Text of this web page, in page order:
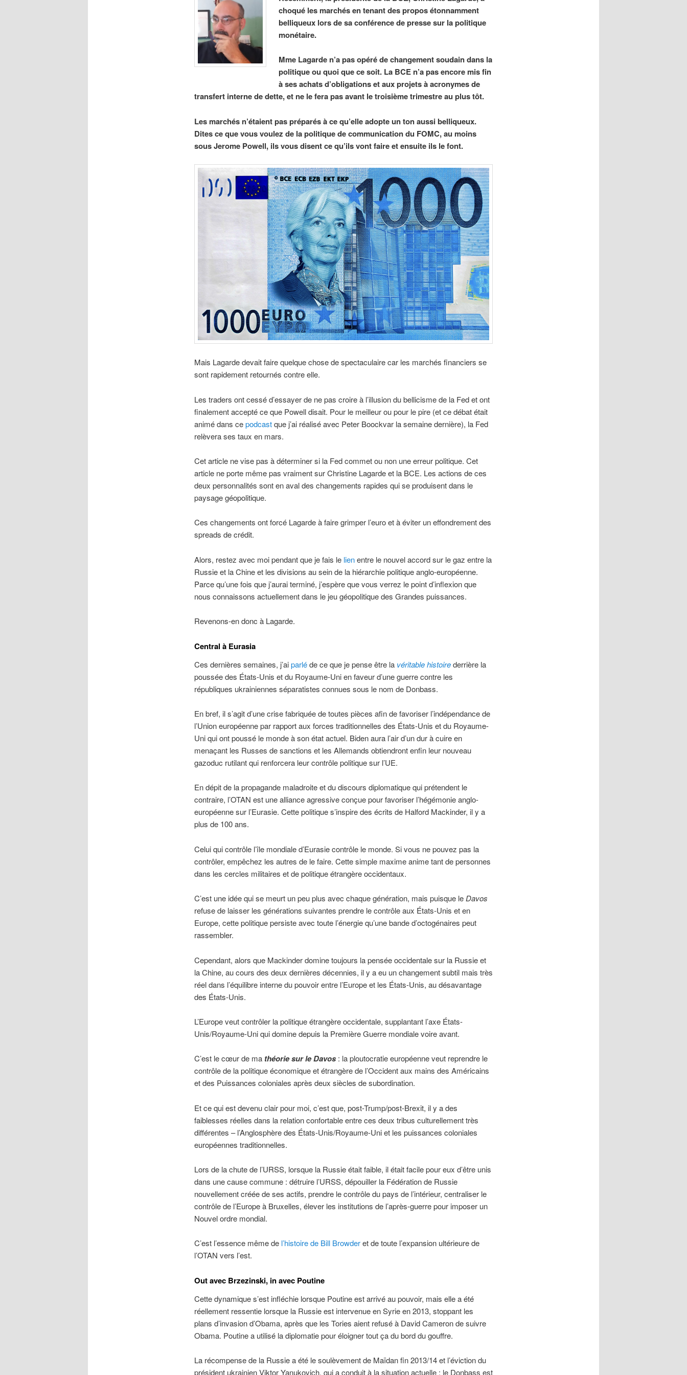
choqué les marchés en tenant des propos étonnamment
belliqueux lors de sa conférence de presse sur la politique
monétaire.
Mme Lagarde n’a pas opéré de changement soudain dans la
politique ou quoi que ce soit. La BCE n’a pas encore mis fin
à ses achats d’obligations et aux projets à acronymes de
transfert interne de dette, et ne le fera pas avant le troisième trimestre au plus tôt.
Les marchés n’étaient pas préparés à ce qu’elle adopte un ton aussi belliqueux.
Dites ce que vous voulez de la politique de communication du FOMC, au moins
sous Jerome Powell, ils vous disent ce qu’ils vont faire et ensuite ils le font.
Mais Lagarde devait faire quelque chose de spectaculaire car les marchés financiers se
sont rapidement retournés contre elle.
Les traders ont cessé d’essayer de ne pas croire à l’illusion du bellicisme de la Fed et ont
finalement accepté ce que Powell disait. Pour le meilleur ou pour le pire (et ce débat était
animé dans cepodcastque j’ai réalisé avec Peter Boockvar la semaine dernière), la Fed
relèvera ses taux en mars.
Cet article ne vise pas à déterminer si la Fed commet ou non une erreur politique. Cet
article ne porte même pas vraiment sur Christine Lagarde et la BCE. Les actions de ces
deux personnalités sont en aval des changements rapides qui se produisent dans le
paysage géopolitique.
Ces changements ont forcé Lagarde à faire grimper l’euro et à éviter un effondrement des
spreads de crédit.
Alors, restez avec moi pendant que je fais lelienentre le nouvel accord sur le gaz entre la
Russie et la Chine et les divisions au sein de la hiérarchie politique anglo-européenne.
Parce qu’une fois que j’aurai terminé, j’espère que vous verrez le point d’inflexion que
nous connaissons actuellement dans le jeu géopolitique des Grandes puissances.
Revenons-en donc à Lagarde.
Central à Eurasia
Ces dernières semaines, j’aiparléde ce que je pense être la véritable histoirederrière la
poussée des États-Unis et du Royaume-Uni en faveur d’une guerre contre les
républiques ukrainiennes séparatistes connues sous le nom de Donbass.
En bref, il s’agit d’une crise fabriquée de toutes pièces afin de favoriser l’indépendance de
l’Union européenne par rapport aux forces traditionnelles des États-Unis et du Royaume-
Uni qui ont poussé le monde à son état actuel. Biden aura l’air d’un dur à cuire en
menaçant les Russes de sanctions et les Allemands obtiendront enfin leur nouveau
gazoduc rutilant qui renforcera leur contrôle politique sur l’UE.
En dépit de la propagande maladroite et du discours diplomatique qui prétendent le
contraire, l’OTAN est une alliance agressive conçue pour favoriser l’hégémonie anglo-
européenne sur l’Eurasie. Cette politique s’inspire des écrits de Halford Mackinder, il y a
plus de 100 ans.
Celui qui contrôle l’île mondiale d’Eurasie contrôle le monde. Si vous ne pouvez pas la
contrôler, empêchez les autres de le faire. Cette simple maxime anime tant de personnes
dans les cercles militaires et de politique étrangère occidentaux.
C’est une idée qui se meurt un peu plus avec chaque génération, mais puisque leDavos
refuse de laisser les générations suivantes prendre le contrôle aux États-Unis et en
Europe, cette politique persiste avec toute l’énergie qu’une bande d’octogénaires peut
rassembler.
Cependant, alors que Mackinder domine toujours la pensée occidentale sur la Russie et
la Chine, au cours des deux dernières décennies, il y a eu un changement subtil mais très
réel dans l’équilibre interne du pouvoir entre l’Europe et les États-Unis, au désavantage
des États-Unis.
L’Europe veut contrôler la politique étrangère occidentale, supplantant l’axe États-
Unis/Royaume-Uni qui domine depuis la Première Guerre mondiale voire avant.
C’est le cœur de ma théorie sur le Davos: la ploutocratie européenne veut reprendre le
contrôle de la politique économique et étrangère de l’Occident aux mains des Américains
et des Puissances coloniales après deux siècles de subordination.
Et ce qui est devenu clair pour moi, c’est que, post-Trump/post-Brexit, il y a des
faiblesses réelles dans la relation confortable entre ces deux tribus culturellement très
différentes – l’Anglosphère des États-Unis/Royaume-Uni et les puissances coloniales
européennes traditionnelles.
Lors de la chute de l’URSS, lorsque la Russie était faible, il était facile pour eux d’être unis
dans une cause commune : détruire l’URSS, dépouiller la Fédération de Russie
nouvellement créée de ses actifs, prendre le contrôle du pays de l’intérieur, centraliser le
contrôle de l’Europe à Bruxelles, élever les institutions de l’après-guerre pour imposer un
Nouvel ordre mondial.
C’est l’essence même de l’histoire de Bill Browderet de toute l’expansion ultérieure de
l’OTAN vers l’est.
Out avec Brzezinski, in avec Poutine
Cette dynamique s’est infléchie lorsque Poutine est arrivé au pouvoir, mais elle a été
réellement ressentie lorsque la Russie est intervenue en Syrie en 2013, stoppant les
plans d’invasion d’Obama, après que les Tories aient refusé à David Cameron de suivre
Obama. Poutine a utilisé la diplomatie pour éloigner tout ça du bord du gouffre.
La récompense de la Russie a été le soulèvement de Maïdan fin 2013/14 et l’éviction du
président ukrainien Viktor Yanukovich, qui a conduit à la situation actuelle : le Donbass est